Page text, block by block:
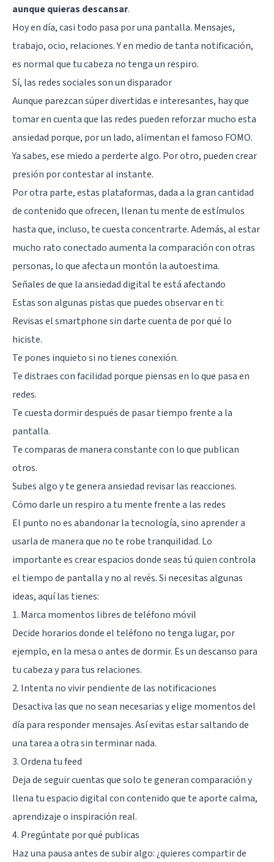
aunque quieras descansar.
Hoy en día, casi todo pasa por una pantalla. Mensajes,
trabajo, ocio, relaciones. Y en medio de tanta notificación,
es normal que tu cabeza no tenga un respiro.
Sí, las redes sociales son un disparador
Aunque parezcan súper divertidas e interesantes, hay que
tomar en cuenta que las redes pueden reforzar mucho esta
ansiedad porque, por un lado, alimentan el famoso FOMO.
Ya sabes, ese miedo a perderte algo. Por otro, pueden crear
presión por contestar al instante.
Por otra parte, estas plataformas, dada a la gran cantidad
de contenido que ofrecen, llenan tu mente de estímulos
hasta que, incluso, te cuesta concentrarte. Además, al estar
mucho rato conectado aumenta la comparación con otras
personas, lo que afecta un montón la autoestima.
Señales de que la ansiedad digital te está afectando
Estas son algunas pistas que puedes observar en ti:
Revisas el smartphone sin darte cuenta de por qué lo
hiciste.
Te pones inquieto si no tienes conexión.
Te distraes con facilidad porque piensas en lo que pasa en
redes.
Te cuesta dormir después de pasar tiempo frente a la
pantalla.
Te comparas de manera constante con lo que publican
otros.
Subes algo y te genera ansiedad revisar las reacciones.
Cómo darle un respiro a tu mente frente a las redes
El punto no es abandonar la tecnología, sino aprender a
usarla de manera que no te robe tranquilidad. Lo
importante es crear espacios donde seas tú quien controla
el tiempo de pantalla y no al revés. Si necesitas algunas
ideas, aquí las tienes:
1. Marca momentos libres de teléfono móvil
Decide horarios donde el teléfono no tenga lugar, por
ejemplo, en la mesa o antes de dormir. Es un descanso para
tu cabeza y para tus relaciones.
2. Intenta no vivir pendiente de las notificaciones
Desactiva las que no sean necesarias y elige momentos del
día para responder mensajes. Así evitas estar saltando de
una tarea a otra sin terminar nada.
3. Ordena tu feed
Deja de seguir cuentas que solo te generan comparación y
llena tu espacio digital con contenido que te aporte calma,
aprendizaje o inspiración real.
4. Pregúntate por qué publicas
Haz una pausa antes de subir algo: ¿quieres compartir de